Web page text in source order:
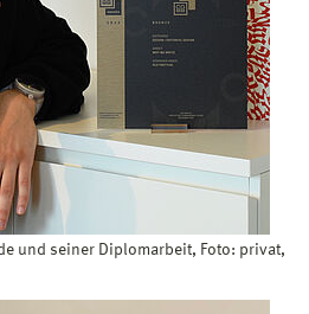
und seiner Diplomarbeit, Foto: privat,